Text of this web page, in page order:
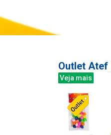
Outlet Atef
Veja mais